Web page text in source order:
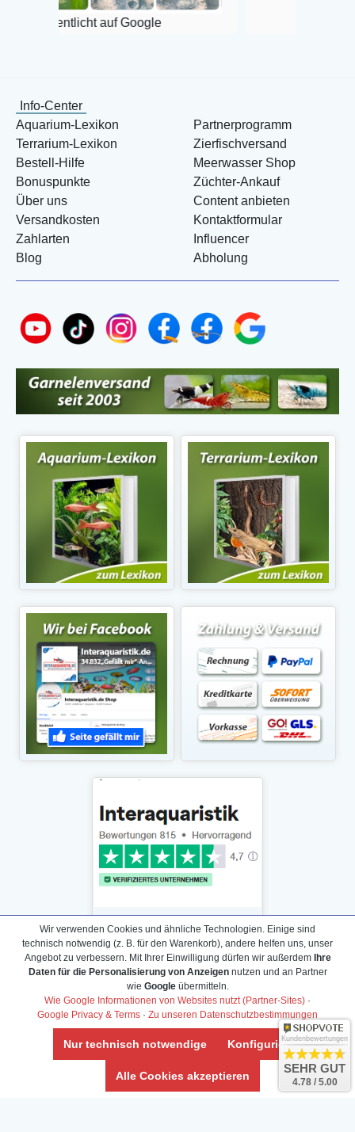
auf Google
Info-Center
Aquarium-Lexikon
Terrarium-Lexikon
Bestell-Hilfe
Bonuspunkte
Über uns
Versandkosten
Zahlarten
Blog
Partnerprogramm
Zierfischversand
Meerwasser Shop
Züchter-Ankauf
Content anbieten
Kontaktformular
Influencer
Abholung
Daten­schutz­erklärung
Widerrufs­recht /Widerrufs­formular
AGB & Info
Impressum
Umwelt und Entsorgung
Vertrag widerrufen
Wir verwenden Cookies und ähnliche Technologien. Einige sind
technisch notwendig (z. B. für den Warenkorb), andere helfen uns, unser
Angebot zu verbessern. Mit Ihrer Einwilligung dürfen wir außerdem Ihre
Daten für die Personalisierung von Anzeigennutzen und an Partner
wie Googleübermitteln.
Wie Google Informationen von Websites nutzt (Partner-Sites) ·
Google Privacy & Terms · Zu unseren Datenschutzbestimmungen
Nur technisch notwendige Konfigurieren
Alle Cookies akzeptieren
Kundenbewertungen
SEHR GUT
4.78 / 5.00